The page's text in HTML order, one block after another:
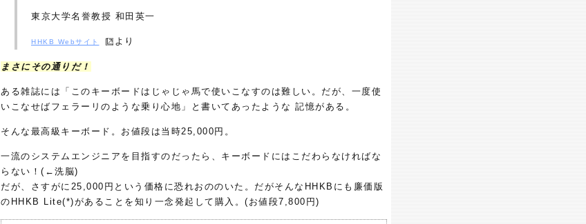
東京大学名誉教授 和田英一
HHKB Webサイト より
まさにその通りだ！
ある雑誌には「このキーボードはじゃじゃ馬で使いこなすのは難しい。だが、一度使
いこなせばフェラーリのような乗り心地」と書いてあったような 記憶がある。
そんな最高級キーボード。お値段は当時25,000円。
一流のシステムエンジニアを目指すのだったら、キーボードにはこだわらなければな
らない！(←洗脳)
だが、さすがに25,000円という価格に恐れおののいた。だがそんなHHKBにも廉価版
のHHKB Lite(*)があることを知り一念発起して購入。(お値段7,800円)